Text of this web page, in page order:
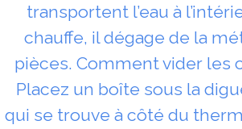
transportent l’eau à
chauffe, il dégage de la
pièces. Comment vider les
Placez un boîte sous la
qui se trouve à côté du